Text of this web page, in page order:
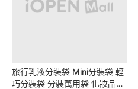
旅行乳液分裝袋 Mini分裝袋 輕
巧分裝袋 分裝萬用袋 化妝品乳